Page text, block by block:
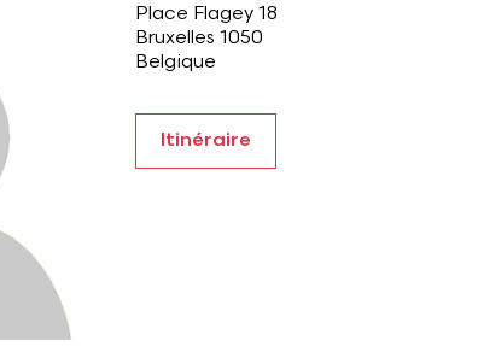
Adresse
Place Flagey 18
Bruxelles 1050
Belgique
Itinéraire